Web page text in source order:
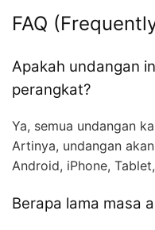
FAQ
Apakah undangan
perangkat?
Ya, semua undangan
Artinya, undangan
Android, iPhone,
Berapa lama masa